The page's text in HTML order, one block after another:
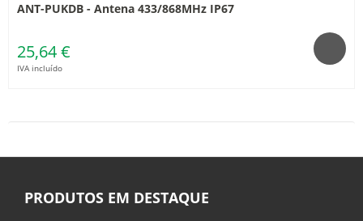
ANT-PUKDB - Antena 433/868MHz IP67
25,64 €
IVA incluído
PRODUTOS EM DESTAQUE